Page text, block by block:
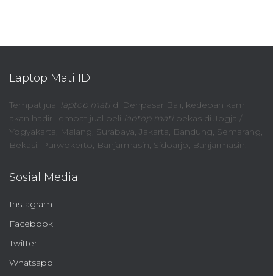
Laptop Mati ID
Tempat jual laptop matidi Denpasar Bali, kedepan kami
akan hadir Tempat jual beli laptop matibekas di Jogja /
Yogyakarta, Malang, Surabaya, Jakarta, Bandung, Semarang,
Bekasi, Purwokerto, Banjarmasin, Sidoarjo, Banjarmasin.
Sosial Media
Instagram
Facebook
Twitter
Whatsapp